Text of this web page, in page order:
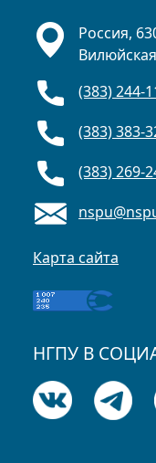
Россия,
(383) 244-
(383) 383-
(383) 269-
Карта сайта
НГПУ В